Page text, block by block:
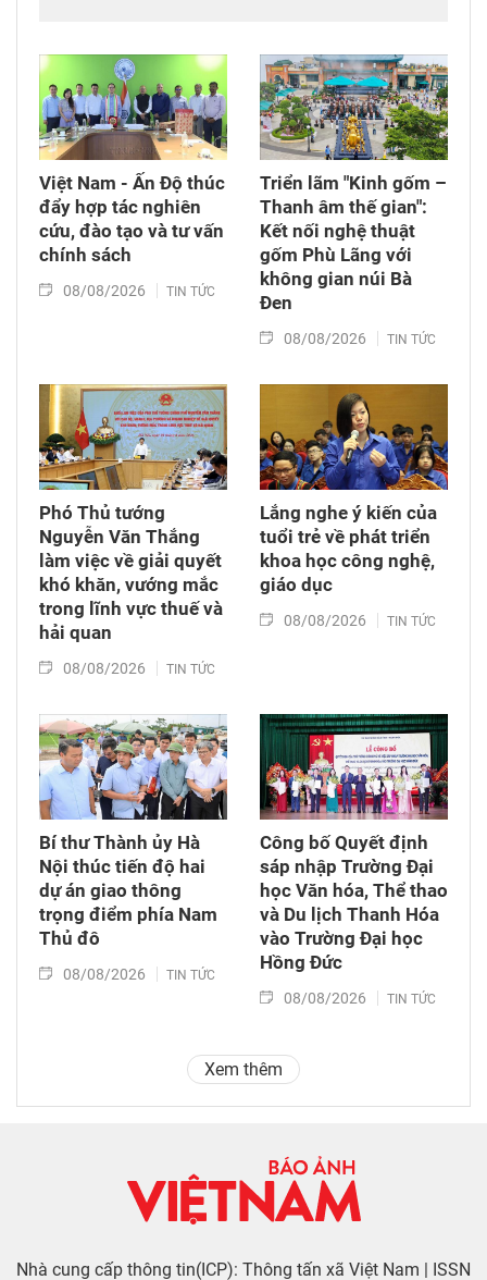
cho đồng bào nghèo tại xã biên giới Hùng Sơn
(thành phố Đà Nẵng).
Việt Nam - Ấn Độ thúc
đẩy hợp tác nghiên
cứu, đào tạo và tư vấn
chính sách
08/08/2026 TIN TỨC
Triển lãm "Kinh gốm –
Thanh âm thế gian":
Kết nối nghệ thuật
gốm Phù Lãng với
không gian núi Bà
Đen
08/08/2026 TIN TỨC
Phó Thủ tướng
Nguyễn Văn Thắng
làm việc về giải quyết
khó khăn, vướng mắc
trong lĩnh vực thuế và
hải quan
08/08/2026 TIN TỨC
Lắng nghe ý kiến của
tuổi trẻ về phát triển
khoa học công nghệ,
giáo dục
08/08/2026 TIN TỨC
Bí thư Thành ủy Hà
Nội thúc tiến độ hai
dự án giao thông
trọng điểm phía Nam
Thủ đô
08/08/2026 TIN TỨC
Công bố Quyết định
sáp nhập Trường Đại
học Văn hóa, Thể thao
và Du lịch Thanh Hóa
vào Trường Đại học
Hồng Đức
08/08/2026 TIN TỨC
Xem thêm
Nhà cung cấp thông tin(ICP): Thông tấn xã Việt Nam | ISSN